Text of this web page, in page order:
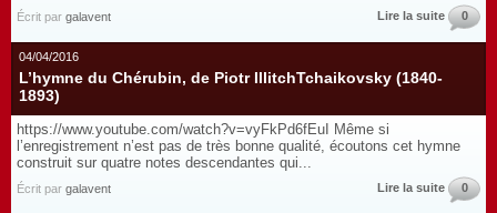
Écrit par galavent Lire la suite 0
04/04/2016
L’hymne du Chérubin, de Piotr IllitchTchaikovsky (1840-
1893)
https://www.youtube.com/watch?v=vyFkPd6fEuI Même si
l’enregistrement n’est pas de très bonne qualité, écoutons cet hymne
construit sur quatre notes descendantes qui...
Écrit par galavent Lire la suite 0